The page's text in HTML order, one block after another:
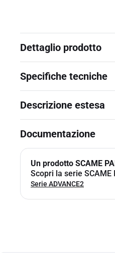
Dettaglio prodotto
Specifiche tecniche
Descrizione estesa
Documentazione
Un prodotto SCAME
Scopri la serie SCAME
Serie ADVANCE2